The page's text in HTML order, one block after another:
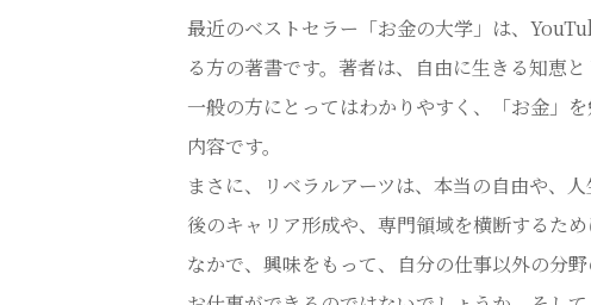
最近のベストセラー「お金の大学」は、
る方の著書です。著者は、自由に生きる知恵
一般の方にとってはわかりやすく、「お金」
内容です。
まさに、リベラルアーツは、本当の自由や、
後のキャリア形成や、専門領域を横断するた
なかで、興味をもって、自分の仕事以外の分